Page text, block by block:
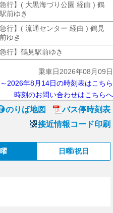
急行】( 大黒海づり公園 経由 ) 鶴
前ゆき
急行】( 流通センター 経由 ) 鶴見
ゆき
急行】鶴見駅前ゆき
乗車日2026年08月09日
2026年8月14日の時刻表はこちら
時刻のお問い合わせはこちらへ
のりば地図
バス停時刻表
接近情報コード印刷
日曜/祝日